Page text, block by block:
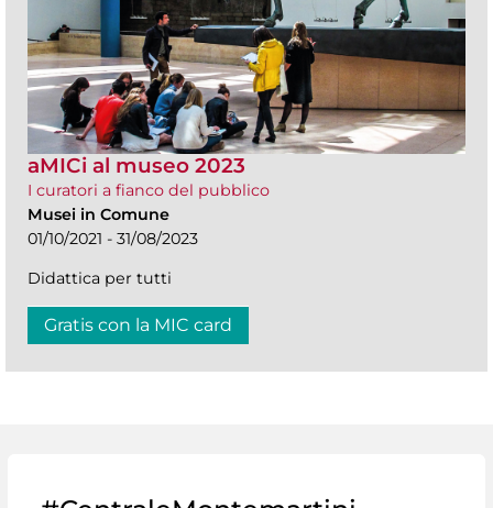
aMICi al museo 2023
I curatori a fianco del pubblico
Musei in Comune
01/10/2021 - 31/08/2023
Didattica per tutti
Gratis con la MIC card